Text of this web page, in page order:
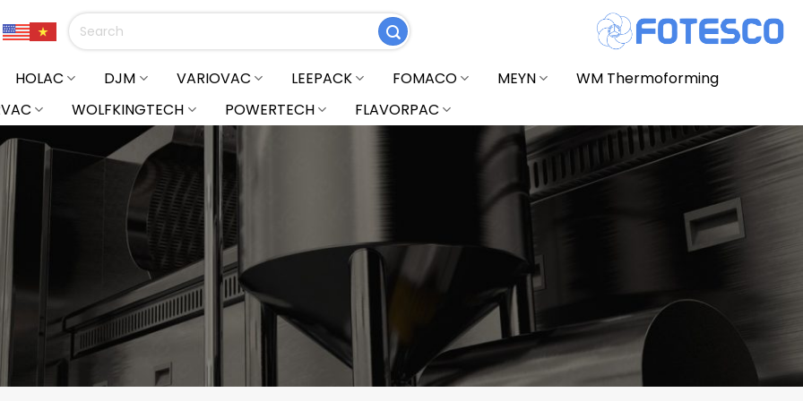
Tìm
kiếm:
HOLAC DJM VARIOVAC LEEPACK FOMACO MEYN
WM Thermoforming
WOLFKINGTECH POWERTECH FLAVORPAC